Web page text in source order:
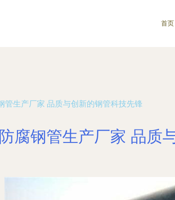
首页
管生产厂家 品质与创新的钢管科技先锋
腐钢管生产厂家 品质